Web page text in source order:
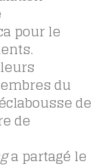
pour le
du
de
de
a partagé le